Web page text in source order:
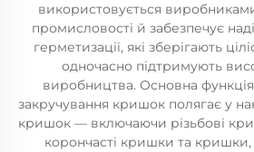
використовується
промисловості й забезпечує
герметизації, які зберігають
одночасно підтримують
виробництва. Основна
закручування кришок полягає у
кришок — включаючи різьбові
корончасті кришки та